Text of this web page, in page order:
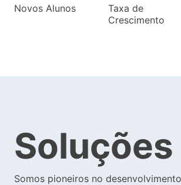
Novos Alunos
Taxa de
Crescimento
Soluções
Somos pioneiros no